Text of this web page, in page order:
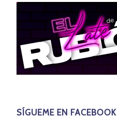
SÍGUEME EN FACEBOOK